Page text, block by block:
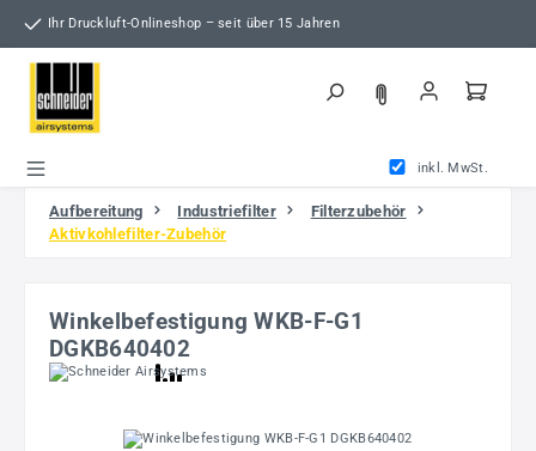
Zum Hauptinhalt springen
Ihr Druckluft-Onlineshop – seit über 15 Jahren
inkl. MwSt.
Aufbereitung Industriefilter
Filterzubehör
Aktivkohlefilter-Zubehör
Winkelbefestigung WKB-F-G1
DGKB640402
Bildergalerie überspringen